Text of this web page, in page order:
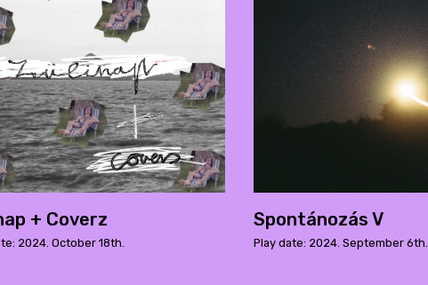
+ Coverz
2024. October 18th.
Spontánozás V
Play date: 2024. September 6th.